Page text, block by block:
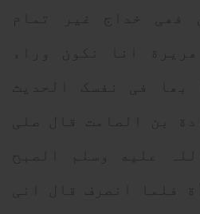
فھی خداج غیر تمام
ھریرة انا نکون وراء
بھا فی نفسک الحدیث
بن الصامت قال صلی
علیه وسلم الصبح
فلما انصرف قال انی